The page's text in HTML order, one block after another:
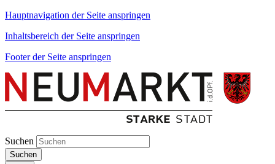
Hauptnavigation der Seite anspringen
Inhaltsbereich der Seite anspringen
Footer der Seite anspringen
Suchen
Suchen